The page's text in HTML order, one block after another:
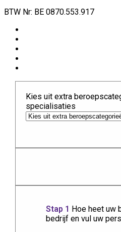
BTW Nr: BE 0870.553.917
Kies uit extra
specialisaties
Stap 1 Hoe heet uw
bedrijf en vul uw